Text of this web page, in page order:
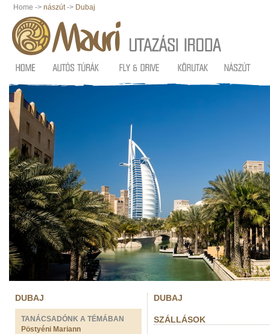
Home -> nászút-> Dubaj
DUBAJ
TANÁCSADÓNK A TÉMÁBAN
Pöstyéni Mariann
DUBAJ
SZÁLLÁSOK